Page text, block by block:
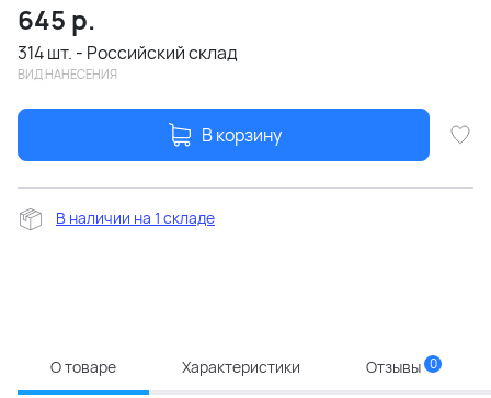
645 р.
314 шт. - Российский склад
ВИД НАНЕСЕНИЯ
В корзину
В наличии на 1 складе
О товаре Характеристики Отзывы 0